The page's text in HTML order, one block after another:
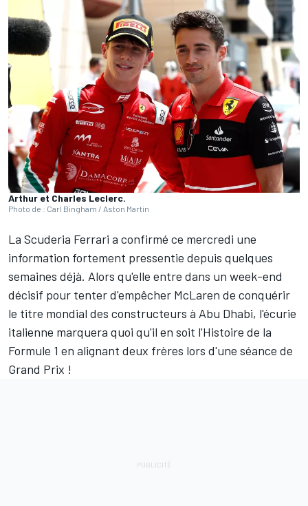
Arthur et Charles Leclerc.
Photo de : Carl Bingham / Aston Martin
La Scuderia Ferrari a confirmé ce mercredi une
information fortement pressentie depuis quelques
semaines déjà. Alors qu'elle entre dans un week-end
décisif pour tenter d'empêcher McLaren de conquérir
le titre mondial des constructeurs à Abu Dhabi, l'écurie
italienne marquera quoi qu'il en soit l'Histoire de la
Formule 1 en alignant deux frères lors d'une séance de
Grand Prix !